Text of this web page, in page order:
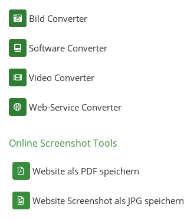
Bild Converter
Software Converter
Video Converter
Web-Service Converter
Online Screenshot Tools
Website als PDF speichern
Website Screenshot als JPG speichern